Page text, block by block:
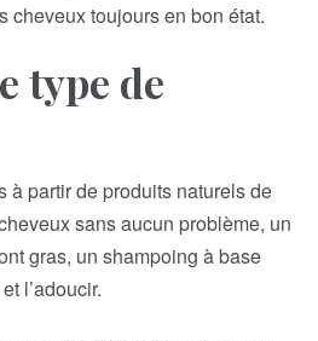
cheveux toujours en bon état.
type de
à partir de produits naturels de
sans aucun problème, un
gras, un shampoing à base
l’adoucir.